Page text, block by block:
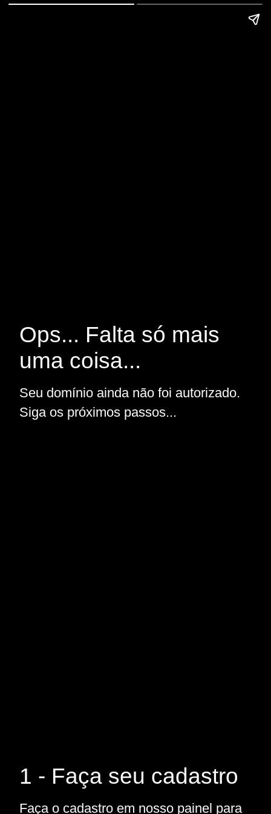
Ops... Falta só mais
uma coisa...
Seu domínio ainda não foi autorizado.
Siga os próximos passos...
1 - Faça seu cadastro
Faça o cadastro em nosso painel para